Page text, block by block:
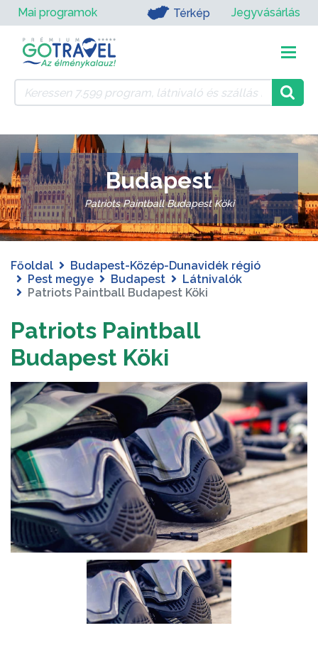
Mai programok Térkép Jegyvásárlás
Budapest
Patriots Paintball Budapest Köki
Főoldal
Budapest-Közép-Dunavidék régió
Pest megye
Budapest
Látnivalók
Patriots Paintball Budapest Köki
Patriots Paintball
Budapest Köki